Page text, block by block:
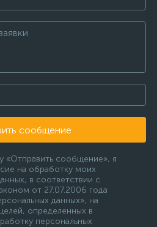
сообщение
«Отправить сообщение», я
на обработку моих
в соответствии с
от 27.07.2006 года
данных», на
определенных в
персональных